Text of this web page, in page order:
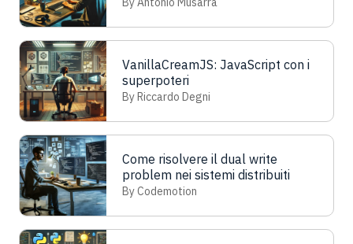
VanillaCreamJS: JavaScript con i
superpoteri
By Riccardo Degni
Come risolvere il dual write
problem nei sistemi distribuiti
By Codemotion